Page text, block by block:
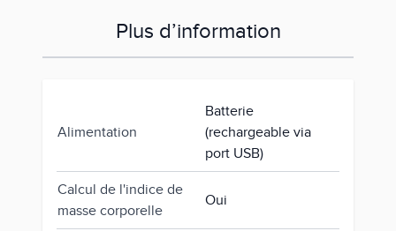
Plus d’information
Alimentation
Batterie
(rechargeable via
port USB)
Calcul de l'indice de
masse corporelle
Oui